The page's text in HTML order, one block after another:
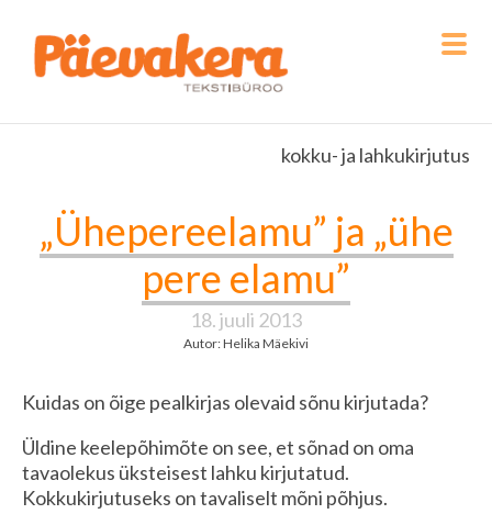
kokku- ja lahkukirjutus
„Ühepereelamu” ja „ühe
pere elamu”
18. juuli 2013
Autor: Helika Mäekivi
Kuidas on õige pealkirjas olevaid sõnu kirjutada?
Üldine keelepõhimõte on see, et sõnad on oma
tavaolekus üksteisest lahku kirjutatud.
Kokkukirjutuseks on tavaliselt mõni põhjus.